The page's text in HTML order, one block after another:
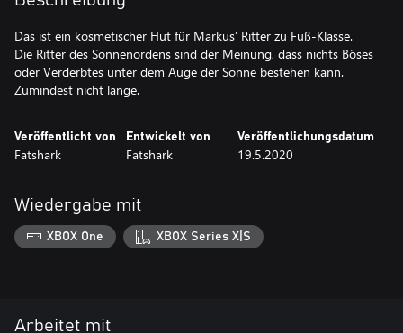
Das ist ein kosmetischer Hut für Markus’ Ritter zu Fuß-Klasse.
Die Ritter des Sonnenordens sind der Meinung, dass nichts Böses
oder Verderbtes unter dem Auge der Sonne bestehen kann.
Zumindest nicht lange.
Veröffentlicht von
Fatshark
Entwickelt von
Fatshark
Veröffentlichungsdatum
19.5.2020
Wiedergabe mit
XBOX One XBOX Series X|S
Arbeitet mit